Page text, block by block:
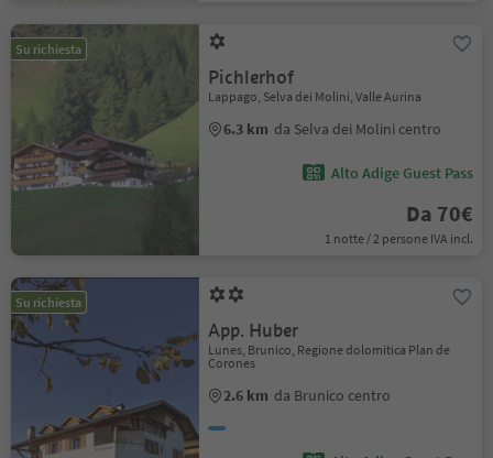
Su richiesta
Pichlerhof
Lappago, Selva dei Molini, Valle Aurina
6.3 km da Selva dei Molini centro
Alto Adige Guest Pass
Da 70€
1 notte / 2 persone IVA incl.
Su richiesta
App. Huber
Lunes, Brunico, Regione dolomitica Plan de
Corones
2.6 km da Brunico centro